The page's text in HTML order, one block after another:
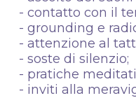
- contatto con il
- grounding e
- attenzione al
- soste di silenzio;
- pratiche
- inviti alla